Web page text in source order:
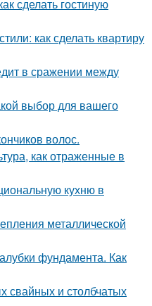
сделать гостиную
как сделать квартиру
в сражении между
выбор для вашего
волос.
как отраженные в
кухню в
металлической
фундамента. Как
свайных и столбчатых